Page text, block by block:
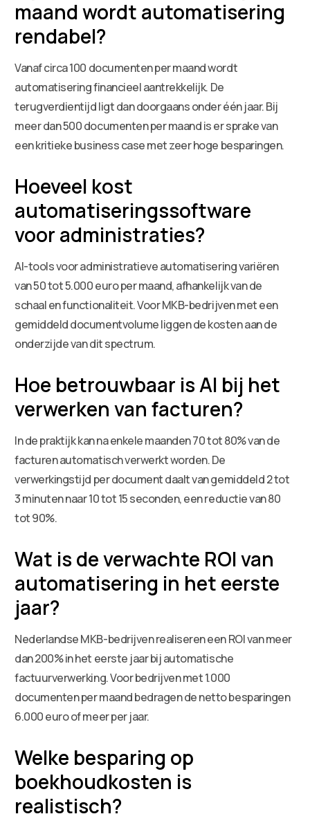
maand wordt automatisering
rendabel?
Vanaf circa 100 documenten per maand wordt
automatisering financieel aantrekkelijk. De
terugverdientijd ligt dan doorgaans onder één jaar. Bij
meer dan 500 documenten per maand is er sprake van
een kritieke business case met zeer hoge besparingen.
Hoeveel kost
automatiseringssoftware
voor administraties?
AI-tools voor administratieve automatisering variëren
van 50 tot 5.000 euro per maand, afhankelijk van de
schaal en functionaliteit. Voor MKB-bedrijven met een
gemiddeld documentvolume liggen de kosten aan de
onderzijde van dit spectrum.
Hoe betrouwbaar is AI bij het
verwerken van facturen?
In de praktijk kan na enkele maanden 70 tot 80% van de
facturen automatisch verwerkt worden. De
verwerkingstijd per document daalt van gemiddeld 2 tot
3 minuten naar 10 tot 15 seconden, een reductie van 80
tot 90%.
Wat is de verwachte ROI van
automatisering in het eerste
jaar?
Nederlandse MKB-bedrijven realiseren een ROI van meer
dan 200% in het eerste jaar bij automatische
factuurverwerking. Voor bedrijven met 1.000
documenten per maand bedragen de netto besparingen
6.000 euro of meer per jaar.
Welke besparing op
boekhoudkosten is
realistisch?